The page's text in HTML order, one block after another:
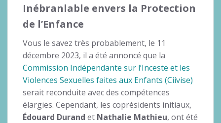
Inébranlable envers la Protection
de l’Enfance
Vous le savez très probablement, le 11
décembre 2023, il a été annoncé que la
Commission Indépendante sur l’Inceste et les
Violences Sexuelles faites aux Enfants (Ciivise)
serait reconduite avec des compétences
élargies. Cependant, les coprésidents initiaux,
Édouard Durand et Nathalie Mathieu, ont été